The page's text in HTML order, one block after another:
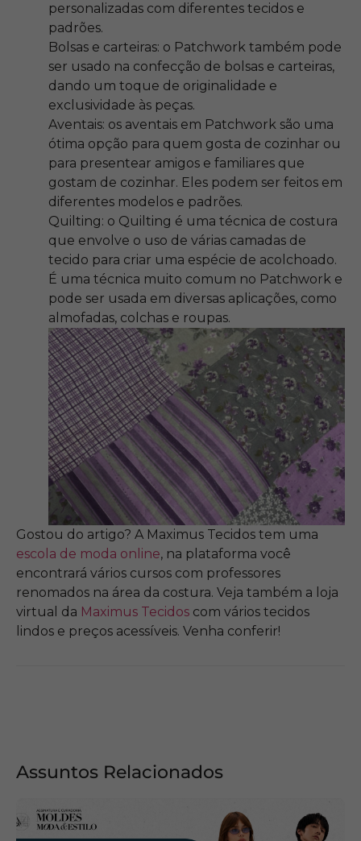
personalizadas com diferentes tecidos e
padrões.
Bolsas e carteiras: o Patchwork também pode
ser usado na confecção de bolsas e carteiras,
dando um toque de originalidade e
exclusividade às peças.
Aventais: os aventais em Patchwork são uma
ótima opção para quem gosta de cozinhar ou
para presentear amigos e familiares que
gostam de cozinhar. Eles podem ser feitos em
diferentes modelos e padrões.
Quilting: o Quilting é uma técnica de costura
que envolve o uso de várias camadas de
tecido para criar uma espécie de acolchoado.
É uma técnica muito comum no Patchwork e
pode ser usada em diversas aplicações, como
almofadas, colchas e roupas.
Gostou do artigo? A Maximus Tecidos tem uma
escola de moda online, na plataforma você
encontrará vários cursos com professores
renomados na área da costura. Veja também a loja
virtual da Maximus Tecidos com vários tecidos
lindos e preços acessíveis. Venha conferir!
Assuntos Relacionados